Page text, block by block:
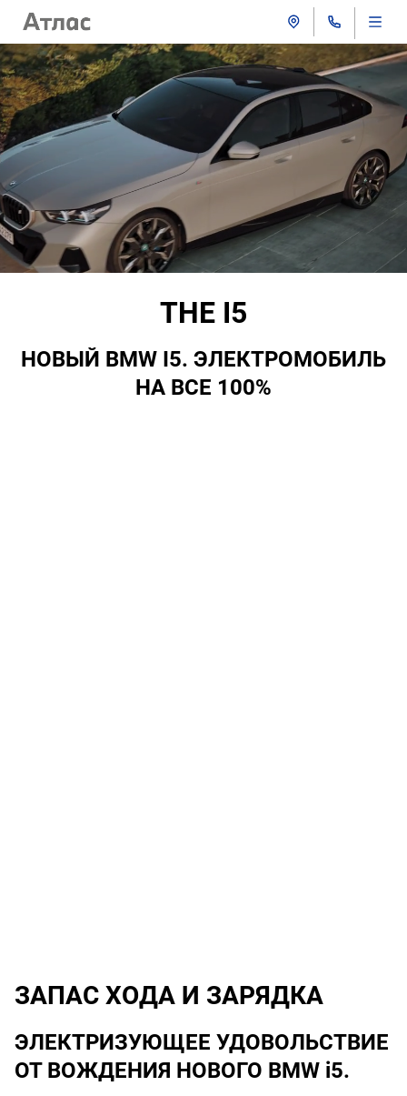
THE I5
НОВЫЙ BMW I5. ЭЛЕКТРОМОБИЛЬ
НА ВСЕ 100%
ЗАПАС ХОДА И ЗАРЯДКА
ЭЛЕКТРИЗУЮЩЕЕ УДОВОЛЬСТВИЕ
ОТ ВОЖДЕНИЯ НОВОГО BMW i5.